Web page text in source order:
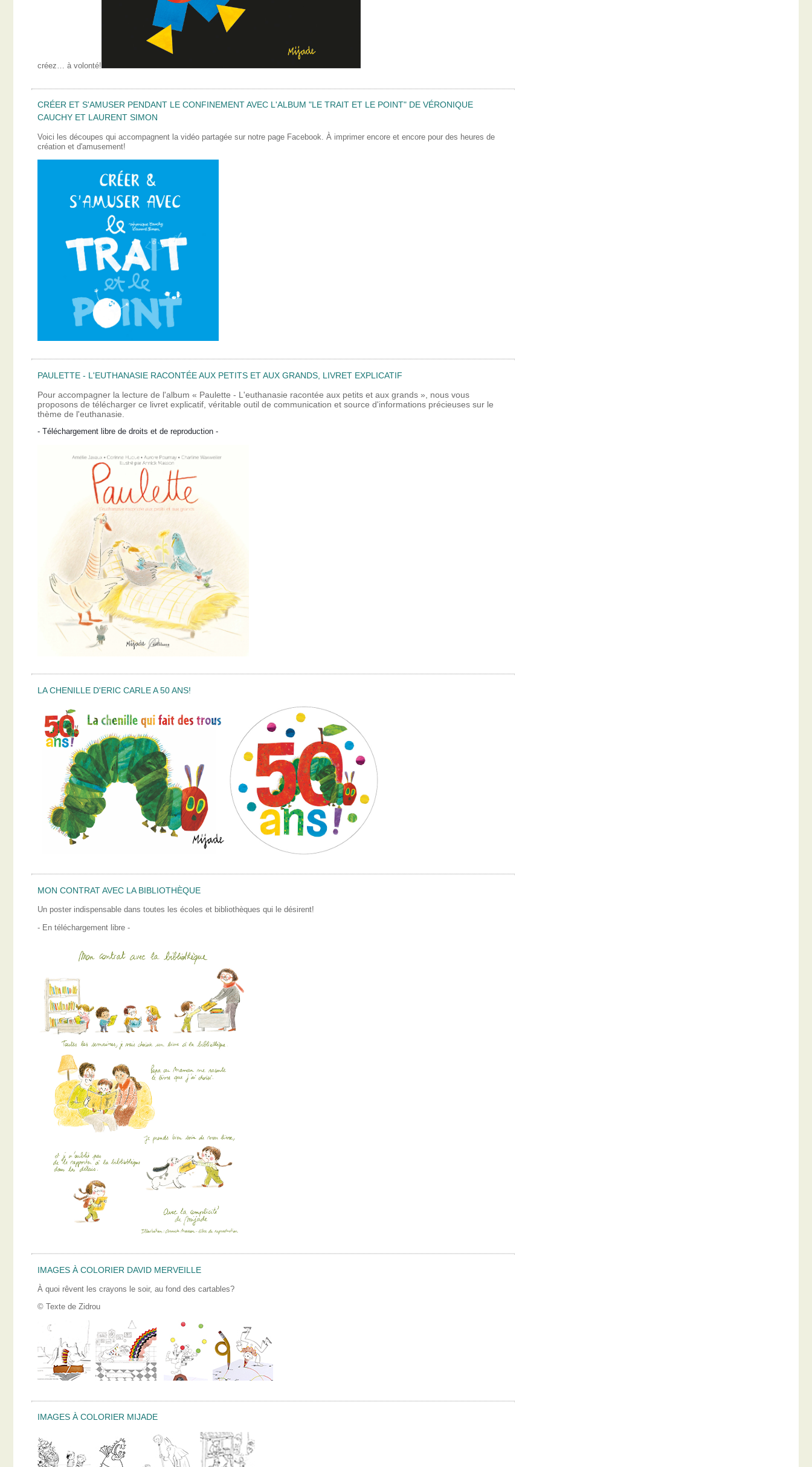
créez… à volonté!
CRÉER ET S'AMUSER PENDANT LE CONFINEMENT AVEC L'ALBUM "LE TRAIT ET LE POINT" DE VÉRONIQUE
CAUCHY ET LAURENT SIMON
Voici les découpes qui accompagnent la vidéo partagée sur notre page Facebook. À imprimer encore et encore pour des heures de
création et d'amusement!
PAULETTE - L'EUTHANASIE RACONTÉE AUX PETITS ET AUX GRANDS, LIVRET EXPLICATIF
Pour accompagner la lecture de l'album « Paulette - L'euthanasie racontée aux petits et aux grands », nous vous
proposons de télécharger ce livret explicatif, véritable outil de communication et source d'informations précieuses sur le
thème de l'euthanasie.
- Téléchargement libre de droits et de reproduction -
LA CHENILLE D'ERIC CARLE A 50 ANS!
MON CONTRAT AVEC LA BIBLIOTHÈQUE
Un poster indispensable dans toutes les écoles et bibliothèques qui le désirent!
- En téléchargement libre -
IMAGES À COLORIER DAVID MERVEILLE
À quoi rêvent les crayons le soir, au fond des cartables?
© Texte de Zidrou
IMAGES À COLORIER MIJADE